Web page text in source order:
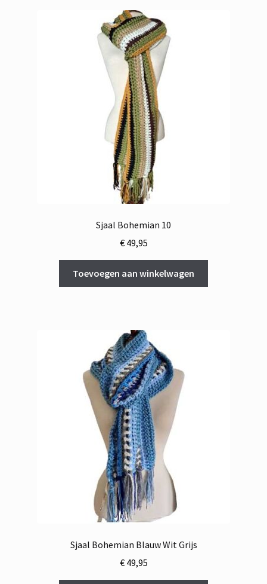
Sjaal Bohemian 10
€49,95
Toevoegen aan winkelwagen
Sjaal Bohemian Blauw Wit Grijs
€49,95